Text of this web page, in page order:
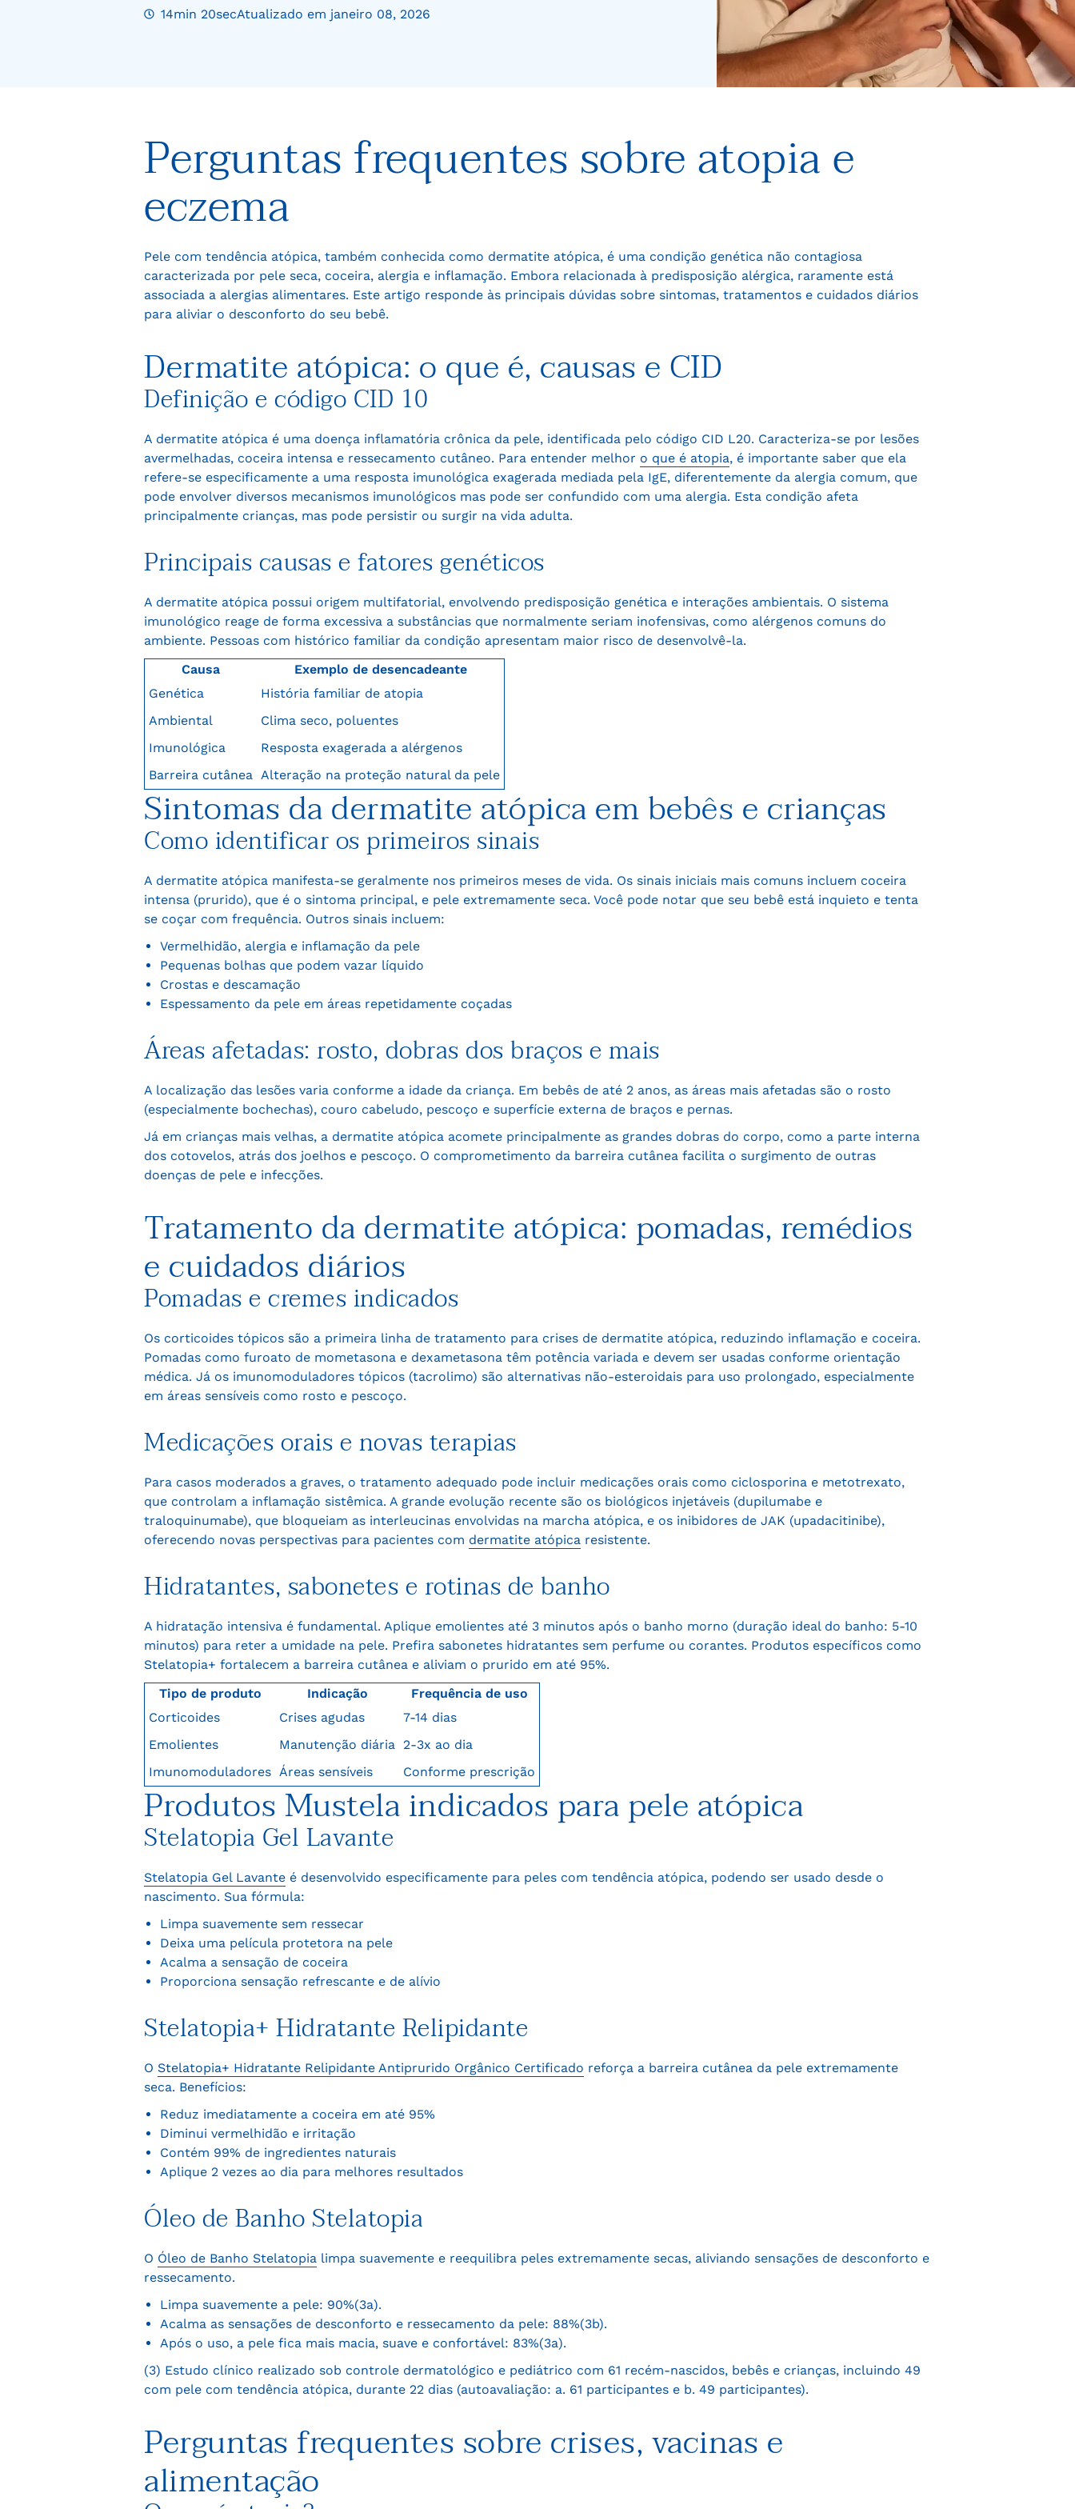
14min 20secAtualizado em janeiro 08, 2026
Perguntas frequentes sobre atopia e
eczema
Pele com tendência atópica, também conhecida como dermatite atópica, é uma condição genética não contagiosa
caracterizada por pele seca, coceira, alergia e inflamação. Embora relacionada à predisposição alérgica, raramente está
associada a alergias alimentares. Este artigo responde às principais dúvidas sobre sintomas, tratamentos e cuidados diários
para aliviar o desconforto do seu bebê.
Dermatite atópica: o que é, causas e CID
Definição e código CID 10
A dermatite atópica é uma doença inflamatória crônica da pele, identificada pelo código CID L20. Caracteriza-se por lesões
avermelhadas, coceira intensa e ressecamento cutâneo. Para entender melhor o que é atopia, é importante saber que ela
refere-se especificamente a uma resposta imunológica exagerada mediada pela IgE, diferentemente da alergia comum, que
pode envolver diversos mecanismos imunológicos mas pode ser confundido com uma alergia. Esta condição afeta
principalmente crianças, mas pode persistir ou surgir na vida adulta.
Principais causas e fatores genéticos
A dermatite atópica possui origem multifatorial, envolvendo predisposição genética e interações ambientais. O sistema
imunológico reage de forma excessiva a substâncias que normalmente seriam inofensivas, como alérgenos comuns do
ambiente. Pessoas com histórico familiar da condição apresentam maior risco de desenvolvê-la.
Causa
Exemplo de desencadeante
Genética
História familiar de atopia
Ambiental
Clima seco, poluentes
Imunológica
Resposta exagerada a alérgenos
Barreira cutânea Alteração na proteção natural da pele
Sintomas da dermatite atópica em bebês e crianças
Como identificar os primeiros sinais
A dermatite atópica manifesta-se geralmente nos primeiros meses de vida. Os sinais iniciais mais comuns incluem coceira
intensa (prurido), que é o sintoma principal, e pele extremamente seca. Você pode notar que seu bebê está inquieto e tenta
se coçar com frequência. Outros sinais incluem:
Vermelhidão, alergia e inflamação da pele
Pequenas bolhas que podem vazar líquido
Crostas e descamação
Espessamento da pele em áreas repetidamente coçadas
Áreas afetadas: rosto, dobras dos braços e mais
A localização das lesões varia conforme a idade da criança. Em bebês de até 2 anos, as áreas mais afetadas são o rosto
(especialmente bochechas), couro cabeludo, pescoço e superfície externa de braços e pernas.
Já em crianças mais velhas, a dermatite atópica acomete principalmente as grandes dobras do corpo, como a parte interna
dos cotovelos, atrás dos joelhos e pescoço. O comprometimento da barreira cutânea facilita o surgimento de outras
doenças de pele e infecções.
Tratamento da dermatite atópica: pomadas, remédios
e cuidados diários
Pomadas e cremes indicados
Os corticoides tópicos são a primeira linha de tratamento para crises de dermatite atópica, reduzindo inflamação e coceira.
Pomadas como furoato de mometasona e dexametasona têm potência variada e devem ser usadas conforme orientação
médica. Já os imunomoduladores tópicos (tacrolimo) são alternativas não-esteroidais para uso prolongado, especialmente
em áreas sensíveis como rosto e pescoço.
Medicações orais e novas terapias
Para casos moderados a graves, o tratamento adequado pode incluir medicações orais como ciclosporina e metotrexato,
que controlam a inflamação sistêmica. A grande evolução recente são os biológicos injetáveis (dupilumabe e
traloquinumabe), que bloqueiam as interleucinas envolvidas na marcha atópica, e os inibidores de JAK (upadacitinibe),
oferecendo novas perspectivas para pacientes com dermatite atópica resistente.
Hidratantes, sabonetes e rotinas de banho
A hidratação intensiva é fundamental. Aplique emolientes até 3 minutos após o banho morno (duração ideal do banho: 5-10
minutos) para reter a umidade na pele. Prefira sabonetes hidratantes sem perfume ou corantes. Produtos específicos como
Stelatopia+ fortalecem a barreira cutânea e aliviam o prurido em até 95%.
Tipo de produto
Indicação
Frequência de uso
Corticoides
Crises agudas
7-14 dias
Emolientes
Manutenção diária 2-3x ao dia
Imunomoduladores Áreas sensíveis Conforme prescrição
Produtos Mustela indicados para pele atópica
Stelatopia Gel Lavante
Stelatopia Gel Lavante é desenvolvido especificamente para peles com tendência atópica, podendo ser usado desde o
nascimento. Sua fórmula:
Limpa suavemente sem ressecar
Deixa uma película protetora na pele
Acalma a sensação de coceira
Proporciona sensação refrescante e de alívio
Stelatopia+ Hidratante Relipidante
O Stelatopia+ Hidratante Relipidante Antiprurido Orgânico Certificado reforça a barreira cutânea da pele extremamente
seca. Benefícios:
Reduz imediatamente a coceira em até 95%
Diminui vermelhidão e irritação
Contém 99% de ingredientes naturais
Aplique 2 vezes ao dia para melhores resultados
Óleo de Banho Stelatopia
O Óleo de Banho Stelatopia limpa suavemente e reequilibra peles extremamente secas, aliviando sensações de desconforto e
ressecamento.
Limpa suavemente a pele: 90%(3a).
Acalma as sensações de desconforto e ressecamento da pele: 88%(3b).
Após o uso, a pele fica mais macia, suave e confortável: 83%(3a).
(3) Estudo clínico realizado sob controle dermatológico e pediátrico com 61 recém-nascidos, bebês e crianças, incluindo 49
com pele com tendência atópica, durante 22 dias (autoavaliação: a. 61 participantes e b. 49 participantes).
Perguntas frequentes sobre crises, vacinas e
alimentação